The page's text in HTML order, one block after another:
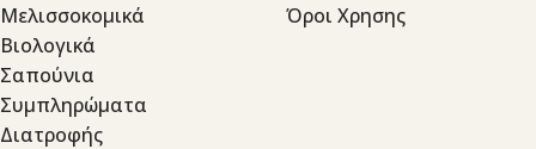
Μελισσοκομικά
Βιολογικά
Σαπούνια
Συμπληρώματα
Διατροφής
Όροι Χρησης